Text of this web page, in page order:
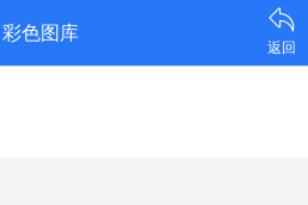
彩色图库
返回